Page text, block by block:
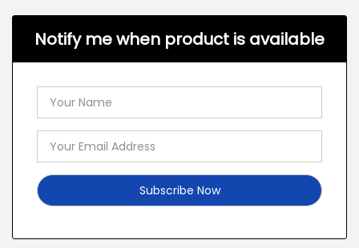
Notify me when product is available